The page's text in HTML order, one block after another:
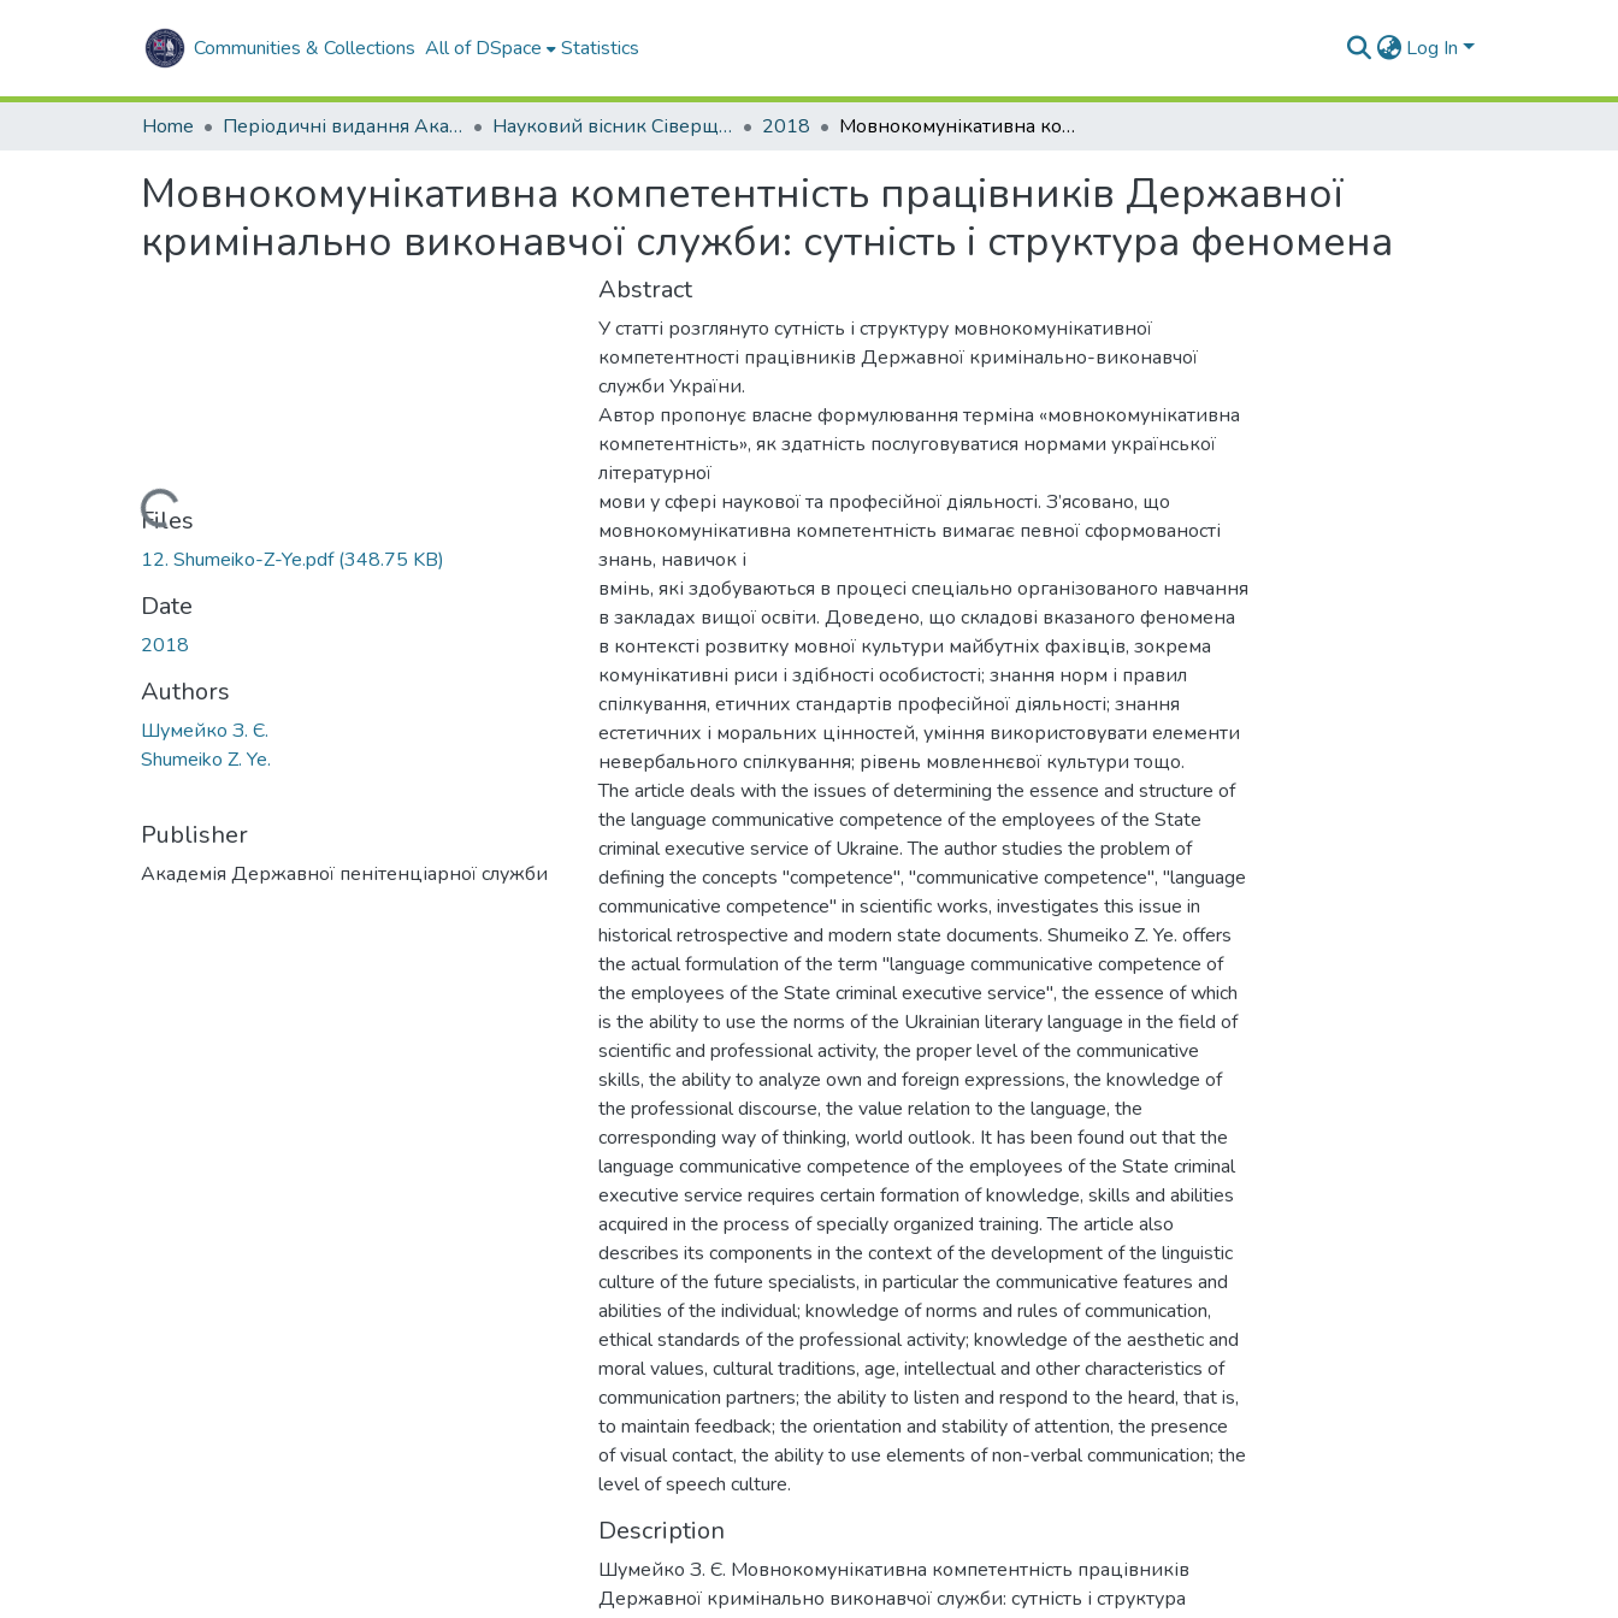
Communities & Collections All of DSpace Statistics Log In
Home Періодичні видання Академії Науковий вісник Сіверщини. Серія: Освіта. Соціальні та поведінкові науки 2018 Мовнокомунікативна компетентність працівників Державної кримінально виконавчої служби: сутність і структура феномена
Мовнокомунікативна компетентність працівників Державної
кримінально виконавчої служби: сутність і структура феномена
Loading...
Files
12. Shumeiko-Z-Ye.pdf(348.75 KB)
Date
2018
Authors
Шумейко З. Є.
Shumeiko Z. Ye.
Publisher
Академія Державної пенітенціарної служби
Abstract
У статті розглянуто сутність і структуру мовнокомунікативної
компетентності працівників Державної кримінально-виконавчої
служби України.
Автор пропонує власне формулювання терміна «мовнокомунікативна
компетентність», як здатність послуговуватися нормами української
літературної
мови у сфері наукової та професійної діяльності. З’ясовано, що
мовнокомунікативна компетентність вимагає певної сформованості
знань, навичок і
вмінь, які здобуваються в процесі спеціально організованого навчання
в закладах вищої освіти. Доведено, що складові вказаного феномена
в контексті розвитку мовної культури майбутніх фахівців, зокрема
комунікативні риси і здібності особистості; знання норм і правил
спілкування, етичних стандартів професійної діяльності; знання
естетичних і моральних цінностей, уміння використовувати елементи
невербального спілкування; рівень мовленнєвої культури тощо.
The article deals with the issues of determining the essence and structure of
the language communicative competence of the employees of the State
criminal executive service of Ukraine. The author studies the problem of
defining the concepts "competence", "communicative competence", "language
communicative competence" in scientific works, investigates this issue in
historical retrospective and modern state documents. Shumeiko Z. Ye. offers
the actual formulation of the term "language communicative competence of
the employees of the State criminal executive service", the essence of which
is the ability to use the norms of the Ukrainian literary language in the field of
scientific and professional activity, the proper level of the communicative
skills, the ability to analyze own and foreign expressions, the knowledge of
the professional discourse, the value relation to the language, the
corresponding way of thinking, world outlook. It has been found out that the
language communicative competence of the employees of the State criminal
executive service requires certain formation of knowledge, skills and abilities
acquired in the process of specially organized training. The article also
describes its components in the context of the development of the linguistic
culture of the future specialists, in particular the communicative features and
abilities of the individual; knowledge of norms and rules of communication,
ethical standards of the professional activity; knowledge of the aesthetic and
moral values, cultural traditions, age, intellectual and other characteristics of
communication partners; the ability to listen and respond to the heard, that is,
to maintain feedback; the orientation and stability of attention, the presence
of visual contact, the ability to use elements of non-verbal communication; the
level of speech culture.
Description
Шумейко З. Є. Мовнокомунікативна компетентність працівників
Державної кримінально виконавчої служби: сутність і структура